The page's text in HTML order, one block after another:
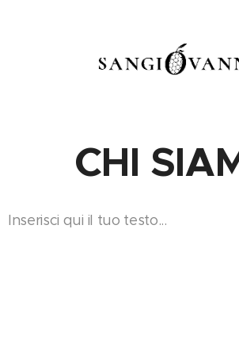
CHI
Inserisci qui il tuo testo...